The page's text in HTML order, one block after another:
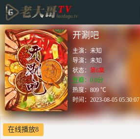
开涮吧
主演：未知
导演：未知
状态： 第6集
豆瓣：0.0分
热度：809 ℃
时间：2023-08-05 05:30:07
在线播放8